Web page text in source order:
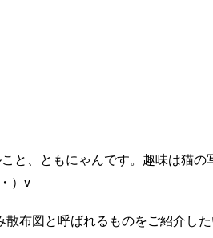
と、ともにゃんです。趣味は猫
）v
散布図と呼ばれるものをご紹介し